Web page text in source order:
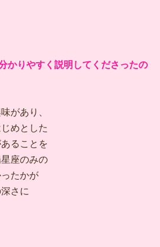
かりやすく説明してくださったの
があり、
めとした
ることを
座のみの
たかが
さに